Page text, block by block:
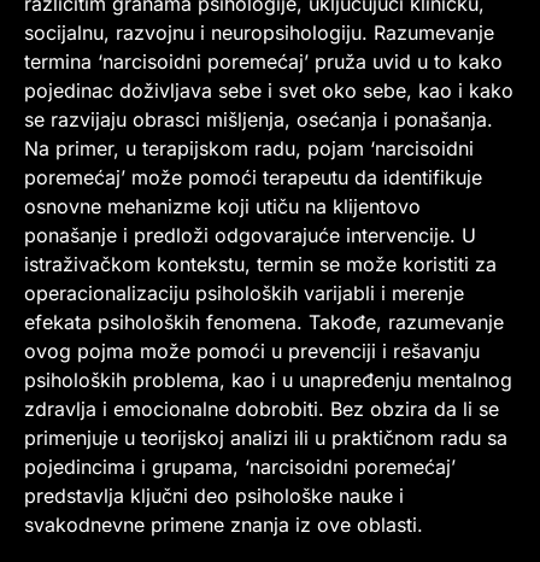
socijalnu, razvojnu i neuropsihologiju. Razumevanje
termina ‘narcisoidni poremećaj’ pruža uvid u to kako
pojedinac doživljava sebe i svet oko sebe, kao i kako
se razvijaju obrasci mišljenja, osećanja i ponašanja.
Na primer, u terapijskom radu, pojam ‘narcisoidni
poremećaj’ može pomoći terapeutu da identifikuje
osnovne mehanizme koji utiču na klijentovo
ponašanje i predloži odgovarajuće intervencije. U
istraživačkom kontekstu, termin se može koristiti za
operacionalizaciju psiholoških varijabli i merenje
efekata psiholoških fenomena. Takođe, razumevanje
ovog pojma može pomoći u prevenciji i rešavanju
psiholoških problema, kao i u unapređenju mentalnog
zdravlja i emocionalne dobrobiti. Bez obzira da li se
primenjuje u teorijskoj analizi ili u praktičnom radu sa
pojedincima i grupama, ‘narcisoidni poremećaj’
predstavlja ključni deo psihološke nauke i
svakodnevne primene znanja iz ove oblasti.